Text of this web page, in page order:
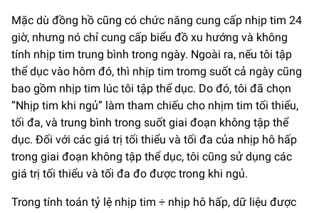
Mặc dù đồng hồ cũng có chức năng cung cấp nhịp tim 24
giờ, nhưng nó chỉ cung cấp biểu đồ xu hướng và không
tính nhịp tim trung bình trong ngày. Ngoài ra, nếu tôi tập
thể dục vào hôm đó, thì nhịp tim tromg suốt cả ngày cũng
bao gồm nhịp tim lúc tôi tập thể dục. Do đó, tôi đã chọn
“Nhịp tim khi ngủ” làm tham chiếu cho nhịm tim tối thiểu,
tối đa, và trung bình trong suốt giai đoạn không tập thể
dục. Đối với các giá trị tối thiểu và tối đa của nhịp hô hấp
trong giai đoạn không tập thể dục, tôi cũng sử dụng các
giá trị tối thiểu và tối đa đo được trong khi ngủ.
Trong tính toán tỷ lệ nhịp tim ÷ nhịp hô hấp, dữ liệu được